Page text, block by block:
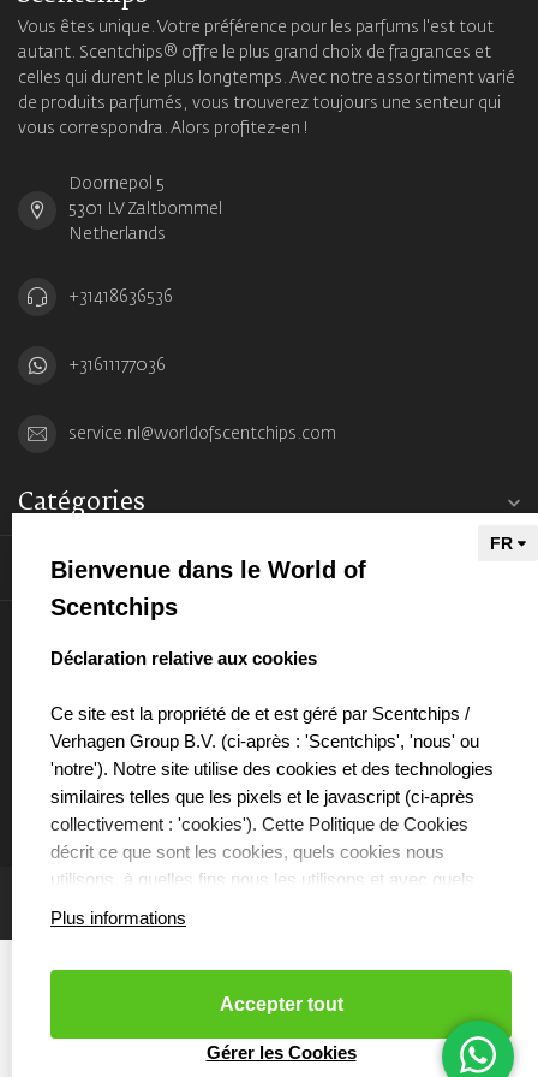
Vous êtes unique. Votre préférence pour les parfums l'est tout
autant. Scentchips® offre le plus grand choix de fragrances et
celles qui durent le plus longtemps. Avec notre assortiment varié
de produits parfumés, vous trouverez toujours une senteur qui
vous correspondra. Alors profitez-en !
Doornepol 5
5301 LV Zaltbommel
Netherlands
+31418636536
+31611177036
service.nl@worldofscentchips.com
Catégories
Informations
- Copyright 2026 Scentchips® - Powered by
Bienvenue dans le World of
Scentchips
select language
Déclaration relative aux cookies
Ce site est la propriété de et est géré par Scentchips /
Verhagen Group B.V. (ci-après : 'Scentchips', 'nous' ou
'notre'). Notre site utilise des cookies et des technologies
similaires telles que les pixels et le javascript (ci-après
collectivement : 'cookies'). Cette Politique de Cookies
décrit ce que sont les cookies, quels cookies nous
utilisons, à quelles fins nous les utilisons et avec quels
partenaires nous collaborons à cet effet.
ordinateur ou votre téléphone mobile par le site que vous
visitez. Les cookies peuvent être utilisés pour améliorer
l'efficacité des sites web ou, par exemple, pour s'assurer
Plus informations
Accepter tout
Gérer les Cookies